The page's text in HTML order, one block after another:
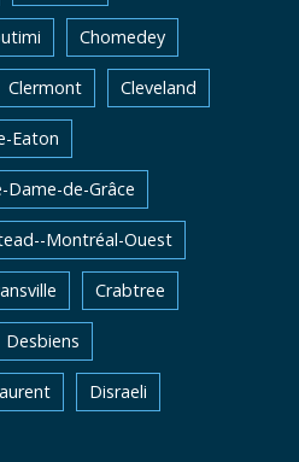
Chomedey
Clermont Cleveland
Eaton
de-Grâce
Montréal-Ouest
Crabtree
Desbiens
Disraeli